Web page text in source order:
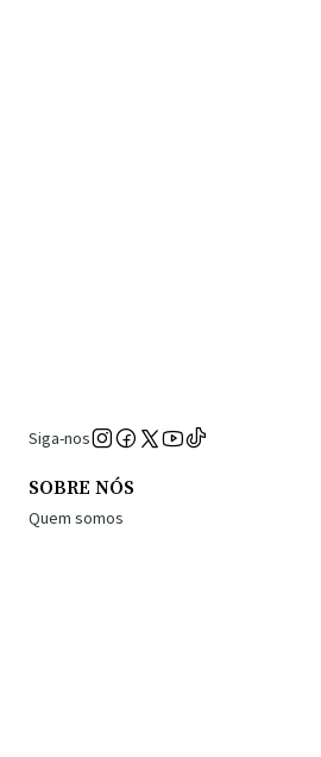
Siga-nos
SOBRE NÓS
Quem somos